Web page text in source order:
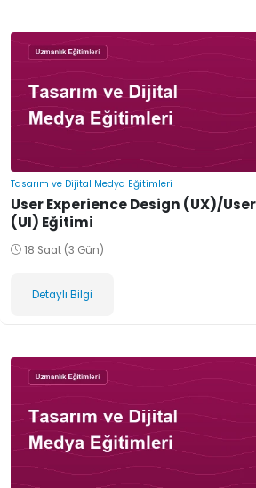
Tasarım ve Dijital Medya Eğitimleri
User Experience Design (UX)/
(UI) Eğitimi
18 Saat (3 Gün)
Detaylı Bilgi